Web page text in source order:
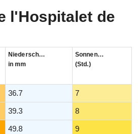
l'Hospitalet de
Niederschlag
in mm
Sonnenstunden
(Std.)
36.7 7
39.3 8
49.8 9